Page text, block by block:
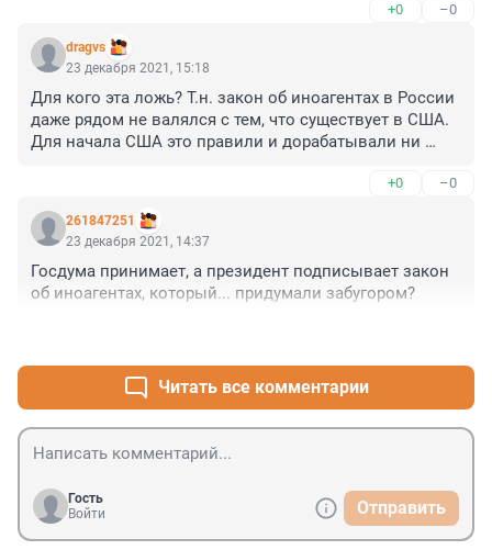
+0 –0
dragvs
23 декабря 2021, 15:18
Для кого эта ложь? Т.н. закон об иноагентах в России
даже рядом не валялся с тем, что существует в США.
Для начала США это правили и дорабатывали ни
заклеймить, в том числе даже речи не может быть об
объявлении американского СМИ или граждан
иноагентами.
+0 –0
261847251
23 декабря 2021, 14:37
Госдума принимает, а президент подписывает закон
об иноагентах, который... придумали забугором?
Читать все комментарии
Гость
Войти
Отправить